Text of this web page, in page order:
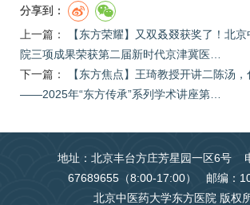
分享到：
上一篇：
【东方荣耀】又双叒叕获奖了！北
院三项成果荣获第二届新时代京津冀医…
下一篇：
【东方焦点】王琦教授开讲二陈汤
——2025年“东方传承”系列学术讲座第…
地址：北京丰台方庄芳星园一区6号
67689655（8:00-17:00） 邮编：
北京中医药大学东方医院 版权